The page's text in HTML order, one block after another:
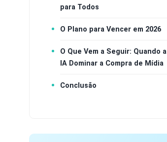
para Todos
O Plano para Vencer em 2026
O Que Vem a Seguir: Quando a
IA Dominar a Compra de Mídia
Conclusão